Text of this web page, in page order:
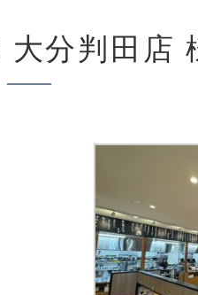
大分判田店